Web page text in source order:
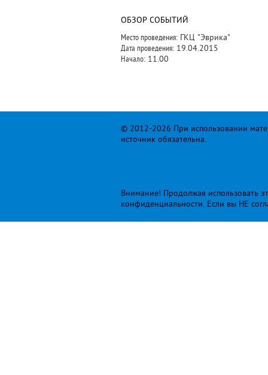
ОБЗОР СОБЫТИЙ
Место проведения: ГКЦ "Эврика"
Дата проведения: 19.04.2015
Начало: 11.00
© 2012-2026 При использовании
источник обязательна.
Внимание! Продолжая использовать
конфиденциальности. Если вы НЕ